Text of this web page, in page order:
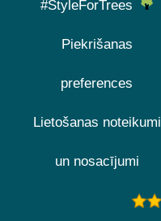
#StyleForTrees
Piekrišanas
preferences
Lietošanas noteikumi
un nosacījumi